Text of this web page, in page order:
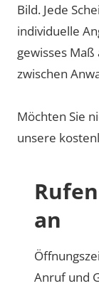
Bild. Jede
individuelle
gewisses
zwischen
Möchten Sie
unsere
an
Anruf und